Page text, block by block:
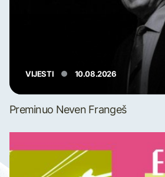
VIJESTI 10.08.2026
Preminuo Neven Frangeš